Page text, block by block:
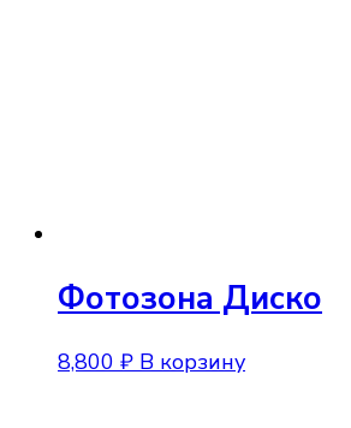
Фотозона Диско
8,800 ₽ В корзину